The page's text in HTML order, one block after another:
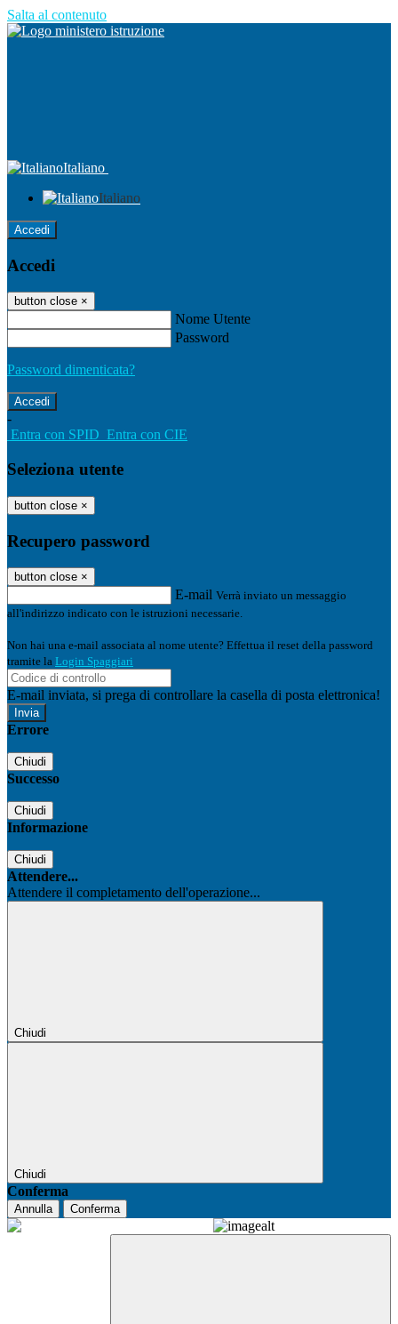
Salta al contenuto
Italiano
Italiano
Accedi
Accedi
button close ×
Nome Utente
Password
Password dimenticata?
-
Entra con SPID Entra con CIE
Seleziona utente
button close ×
Recupero password
button close ×
E-mail Verrà inviato un messaggio
all'indirizzo indicato con le istruzioni necessarie.
Non hai una e-mail associata al nome utente? Effettua il reset della password
tramite la Login Spaggiari
E-mail inviata, si prega di controllare la casella di posta elettronica!
Errore
Chiudi
Successo
Chiudi
Informazione
Chiudi
Attendere...
Attendere il completamento dell'operazione...
Chiudi
Chiudi
Conferma
Annulla Conferma